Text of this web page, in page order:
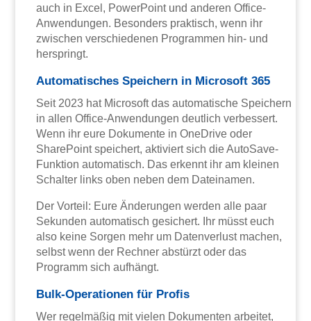
auch in Excel, PowerPoint und anderen Office-
Anwendungen. Besonders praktisch, wenn ihr
zwischen verschiedenen Programmen hin- und
herspringt.
Automatisches Speichern in Microsoft 365
Seit 2023 hat Microsoft das automatische Speichern
in allen Office-Anwendungen deutlich verbessert.
Wenn ihr eure Dokumente in OneDrive oder
SharePoint speichert, aktiviert sich die AutoSave-
Funktion automatisch. Das erkennt ihr am kleinen
Schalter links oben neben dem Dateinamen.
Der Vorteil: Eure Änderungen werden alle paar
Sekunden automatisch gesichert. Ihr müsst euch
also keine Sorgen mehr um Datenverlust machen,
selbst wenn der Rechner abstürzt oder das
Programm sich aufhängt.
Bulk-Operationen für Profis
Wer regelmäßig mit vielen Dokumenten arbeitet,